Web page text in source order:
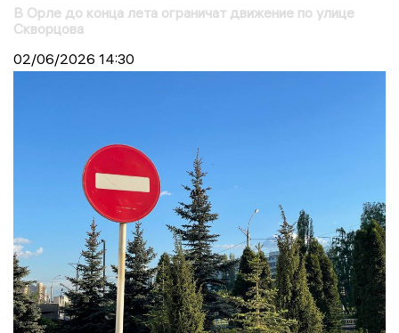
В Орле до конца лета ограничат движение по улице
Скворцова
02/06/2026 14:30